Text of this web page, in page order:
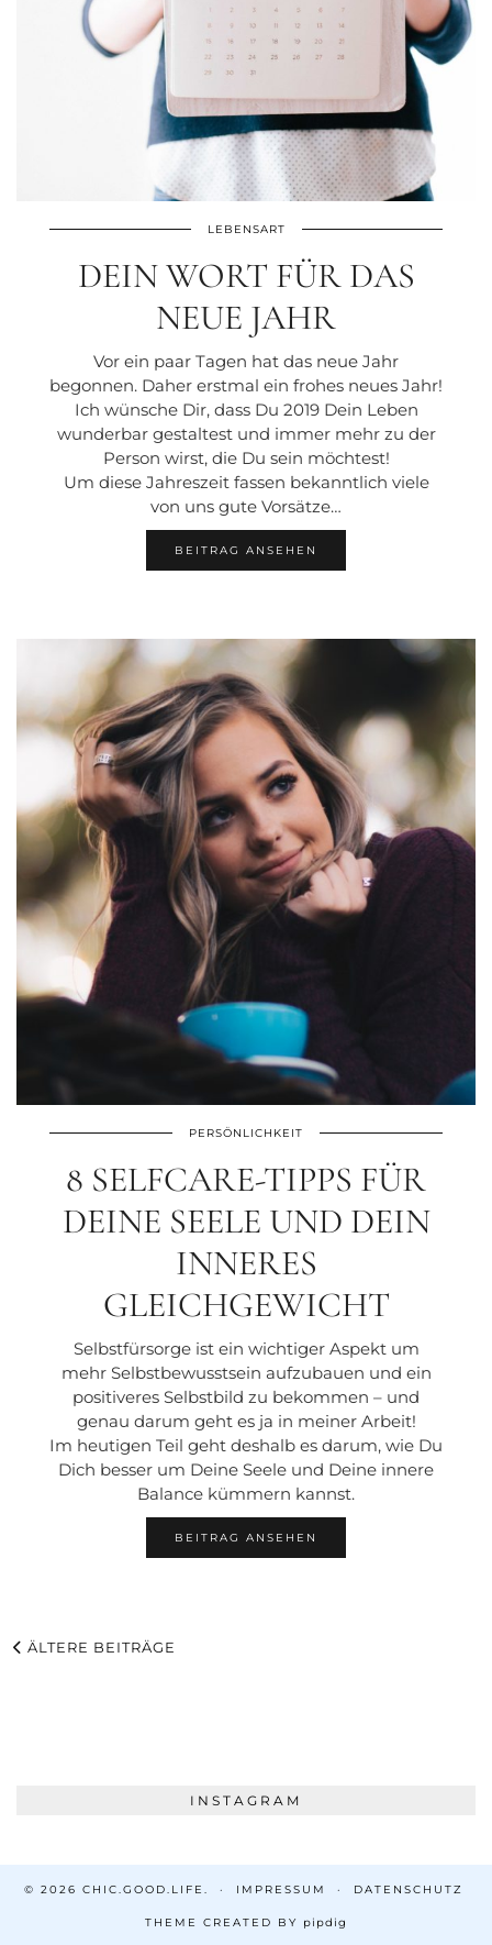
LEBENSART
DEIN WORT FÜR DAS
NEUE JAHR
Vor ein paar Tagen hat das neue Jahr
begonnen. Daher erstmal ein frohes neues Jahr!
Ich wünsche Dir, dass Du 2019 Dein Leben
wunderbar gestaltest und immer mehr zu der
Person wirst, die Du sein möchtest!
Um diese Jahreszeit fassen bekanntlich viele
von uns gute Vorsätze…
BEITRAG ANSEHEN
PERSÖNLICHKEIT
8 SELFCARE-TIPPS FÜR
DEINE SEELE UND DEIN
INNERES
GLEICHGEWICHT
Selbstfürsorge ist ein wichtiger Aspekt um
mehr Selbstbewusstsein aufzubauen und ein
positiveres Selbstbild zu bekommen – und
genau darum geht es ja in meiner Arbeit!
Im heutigen Teil geht deshalb es darum, wie Du
Dich besser um Deine Seele und Deine innere
Balance kümmern kannst.
BEITRAG ANSEHEN
ÄLTERE BEITRÄGE
INSTAGRAM
© 2026 CHIC.GOOD.LIFE. IMPRESSUM DATENSCHUTZ
THEME CREATED BY pipdig